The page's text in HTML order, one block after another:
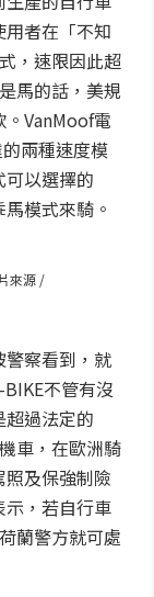
者在「不知
，速限因此超
馬的話，美規
VanMoof電
兩種速度模
以選擇的
模式來騎。
來源 /
察看到，就
不管有沒
過法定的
車，在歐洲騎
及保強制險
示，若自行車
蘭警方就可處